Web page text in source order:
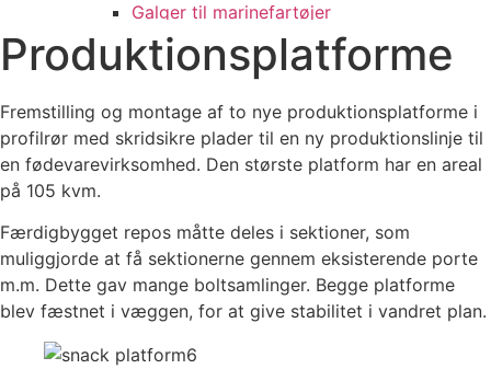
Galger til marinefartøjer
Reparation af dokport
Vedligeholdelsesvogne
Linevogne, Norge
Kabelinspektionsvogn
Sliske og A-rampe
Brandslukningsanlæg
Multifunktionelt skibsfartøj
Uddybningsfartøj
Tension system til færge
Proces – Industri
Beholdere/Tanke/Vekslere
Produktionsplatforme
Fremstilling og montage af to nye produktionsplatforme i
profilrør med skridsikre plader til en ny produktionslinje til
en fødevarevirksomhed. Den største platform har en areal
på 105 kvm.
Færdigbygget repos måtte deles i sektioner, som
muliggjorde at få sektionerne gennem eksisterende porte
m.m. Dette gav mange boltsamlinger. Begge platforme
blev fæstnet i væggen, for at give stabilitet i vandret plan.